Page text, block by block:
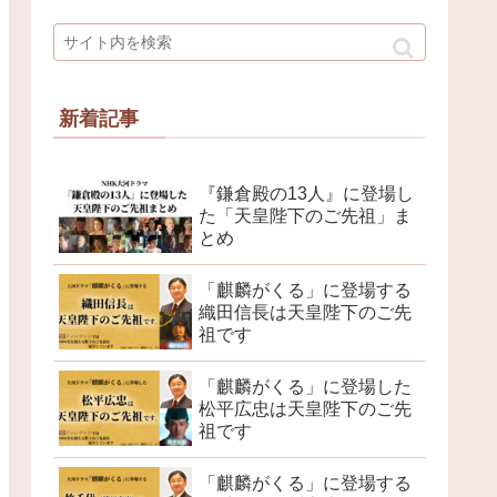
新着記事
『鎌倉殿の13人』に登場し
た「天皇陛下のご先祖」ま
とめ
「麒麟がくる」に登場する
織田信長は天皇陛下のご先
祖です
「麒麟がくる」に登場した
松平広忠は天皇陛下のご先
祖です
「麒麟がくる」に登場する